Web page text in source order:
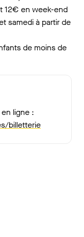
12€ en week-end
samedi à partir de
de moins de
ligne :
billetterie